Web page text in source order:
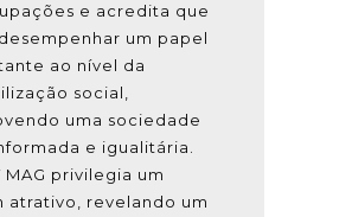
e acredita que
um papel
ao nível da
social,
uma sociedade
e igualitária.
MAG privilegia um
atrativo, revelando um